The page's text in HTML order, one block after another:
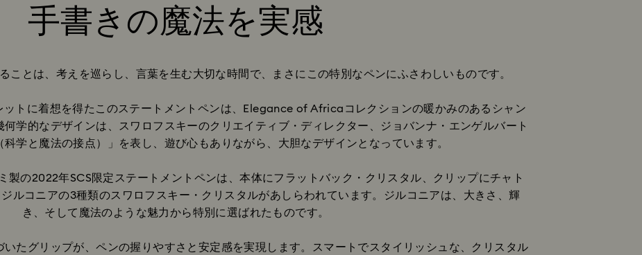
手書きの魔法を実感
ことは、考えを巡らし、言葉を生む大切な時間で、まさにこの特別なペンにふさわしいものです。
トに着想を得たこのステートメントペンは、Elegance of Africaコレクションの暖かみのあるシャン
学的なデザインは、スワロフスキーのクリエイティブ・ディレクター、ジョバンナ・エンゲルバート
学と魔法の接点）」を表し、遊び心もありながら、大胆なデザインとなっています。
製の2022年SCS限定ステートメントペンは、本体にフラットバック・クリスタル、クリップにチャト
ルコニアの3種類のスワロフスキー・クリスタルがあしらわれています。ジルコニアは、大きさ、輝
き、そして魔法のような魅力から特別に選ばれたものです。
たグリップが、ペンの握りやすさと安定感を実現します。スマートでスタイリッシュな、クリスタル